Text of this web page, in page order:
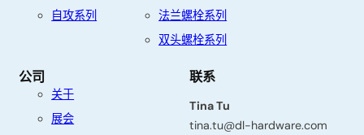
自攻系列
法兰螺栓系列
双头螺栓系列
公司
关于
展会
联系
Tina Tu
tina.tu@dl-hardware.com
们